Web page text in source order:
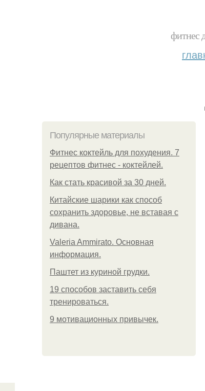
фитнес
Популярные материалы
Фитнес коктейль для похудения. 7
рецептов фитнес - коктейлей.
Как стать красивой за 30 дней.
Китайские шарики как способ
сохранить здоровье, не вставая с
дивана.
Valeria Ammirato. Основная
информация.
Паштет из куриной грудки.
19 способов заставить себя
тренироваться.
9 мотивационных привычек.